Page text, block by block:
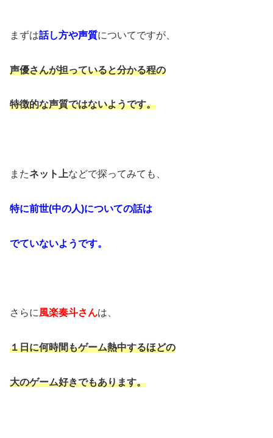
まずは話し方や声質についてですが、
声優さんが担っていると分かる程の
特徴的な声質ではないようです。
またネット上などで探ってみても、
特に前世(中の人)についての話は
でていないようです。
さらに風楽奏斗さんは、
１日に何時間もゲーム熱中するほどの
大のゲーム好きでもあります。